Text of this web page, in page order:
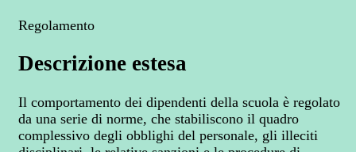
Regolamento
Descrizione estesa
Il comportamento dei dipendenti della scuola è regolato
da una serie di norme, che stabiliscono il quadro
complessivo degli obblighi del personale, gli illeciti